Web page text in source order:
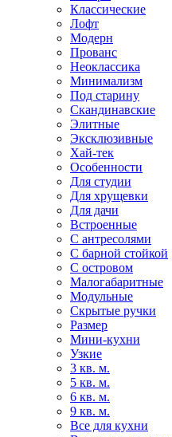
Классические
Лофт
Модерн
Прованс
Неоклассика
Минимализм
Под старину
Скандинавские
Элитные
Эксклюзивные
Хай-тек
Особенности
Для студии
Для хрущевки
Для дачи
Встроенные
С антресолями
С барной стойкой
С островом
Малогабаритные
Модульные
Скрытые ручки
Размер
Мини-кухни
Узкие
3 кв. м.
5 кв. м.
6 кв. м.
9 кв. м.
Все для кухни